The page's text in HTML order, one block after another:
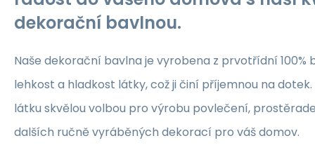
dekorační bavlnou.
Naše dekorační bavlna je vyrobena z prvotřídní 100%
lehkost a hladkost látky, což ji činí příjemnou na
látku skvělou volbou pro výrobu povlečení,
dalších ručně vyráběných dekorací pro váš domov.